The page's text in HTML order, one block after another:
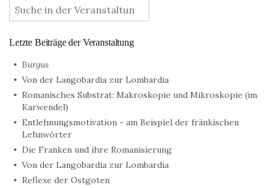
Letzte Beiträge der Veranstaltung
Burgus
Von der Langobardia zur Lombardia
Romanisches Substrat: Makroskopie und Mikroskopie (im
Karwendel)
Entlehnungsmotivation - am Beispiel der fränkischen
Lehnwörter
Die Franken und ihre Romanisierung
Von der Langobardia zur Lombardia
Reflexe der Ostgoten